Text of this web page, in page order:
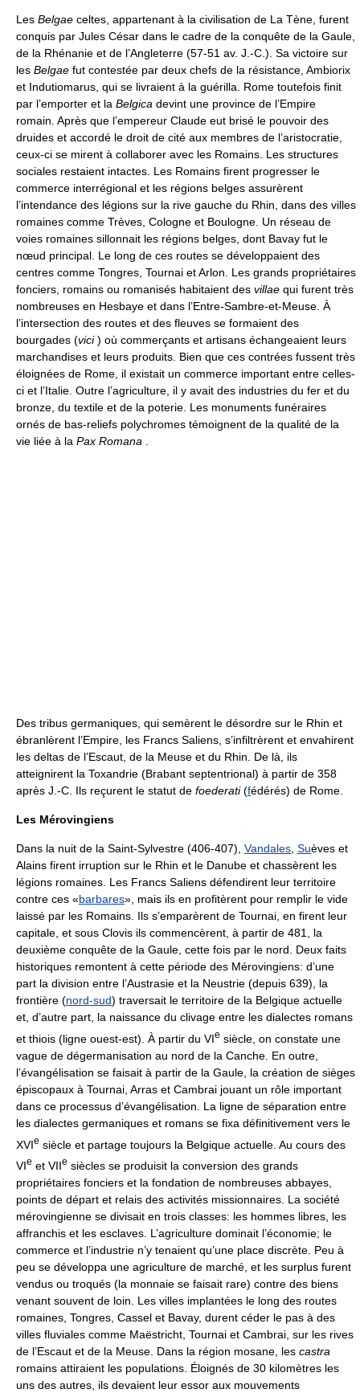
Les Belgae celtes, appartenant à la civilisation de La Tène, furent
conquis par Jules César dans le cadre de la conquête de la Gaule,
de la Rhénanie et de l’Angleterre (57-51 av. J.-C.). Sa victoire sur
les Belgae fut contestée par deux chefs de la résistance, Ambiorix
et Indutiomarus, qui se livraient à la guérilla. Rome toutefois finit
par l’emporter et la Belgica devint une province de l’Empire
romain. Après que l’empereur Claude eut brisé le pouvoir des
druides et accordé le droit de cité aux membres de l’aristocratie,
ceux-ci se mirent à collaborer avec les Romains. Les structures
sociales restaient intactes. Les Romains firent progresser le
commerce interrégional et les régions belges assurèrent
l’intendance des légions sur la rive gauche du Rhin, dans des villes
romaines comme Trèves, Cologne et Boulogne. Un réseau de
voies romaines sillonnait les régions belges, dont Bavay fut le
nœud principal. Le long de ces routes se développaient des
centres comme Tongres, Tournai et Arlon. Les grands propriétaires
fonciers, romains ou romanisés habitaient des villae qui furent très
nombreuses en Hesbaye et dans l’Entre-Sambre-et-Meuse. À
l’intersection des routes et des fleuves se formaient des
bourgades (vici) où commerçants et artisans échangeaient leurs
marchandises et leurs produits. Bien que ces contrées fussent très
éloignées de Rome, il existait un commerce important entre celles-
ci et l’Italie. Outre l’agriculture, il y avait des industries du fer et du
bronze, du textile et de la poterie. Les monuments funéraires
ornés de bas-reliefs polychromes témoignent de la qualité de la
vie liée à la Pax Romana
Des tribus germaniques, qui semèrent le désordre sur le Rhin et
ébranlèrent l’Empire, les Francs Saliens, s’infiltrèrent et envahirent
les deltas de l’Escaut, de la Meuse et du Rhin. De là, ils
atteignirent la Toxandrie (Brabant septentrional) à partir de 358
après J.-C. Ils reçurent le statut de foederati(fédérés) de Rome.
Les Mérovingiens
Dans la nuit de la Saint-Sylvestre (406-407), Vandales Suèves et
Alains firent irruption sur le Rhin et le Danube et chassèrent les
légions romaines. Les Francs Saliens défendirent leur territoire
contre ces «barbares», mais ils en profitèrent pour remplir le vide
laissé par les Romains. Ils s’emparèrent de Tournai, en firent leur
capitale, et sous Clovis ils commencèrent, à partir de 481, la
deuxième conquête de la Gaule, cette fois par le nord. Deux faits
historiques remontent à cette période des Mérovingiens: d’une
part la division entre l’Austrasie et la Neustrie (depuis 639), la
frontière (nord-sud) traversait le territoire de la Belgique actuelle
et, d’autre part, la naissance du clivage entre les dialectes romans
et thiois (ligne ouest-est). À partir du VIe siècle, on constate une
vague de dégermanisation au nord de la Canche. En outre,
l’évangélisation se faisait à partir de la Gaule, la création de sièges
épiscopaux à Tournai, Arras et Cambrai jouant un rôle important
dans ce processus d’évangélisation. La ligne de séparation entre
les dialectes germaniques et romans se fixa définitivement vers le
XVIe siècle et partage toujours la Belgique actuelle. Au cours des
VIe et VIIe siècles se produisit la conversion des grands
propriétaires fonciers et la fondation de nombreuses abbayes,
points de départ et relais des activités missionnaires. La société
mérovingienne se divisait en trois classes: les hommes libres, les
affranchis et les esclaves. L’agriculture dominait l’économie; le
commerce et l’industrie n’y tenaient qu’une place discrète. Peu à
peu se développa une agriculture de marché, et les surplus furent
vendus ou troqués (la monnaie se faisait rare) contre des biens
venant souvent de loin. Les villes implantées le long des routes
romaines, Tongres, Cassel et Bavay, durent céder le pas à des
villes fluviales comme Maëstricht, Tournai et Cambrai, sur les rives
de l’Escaut et de la Meuse. Dans la région mosane, les castra
romains attiraient les populations. Éloignés de 30 kilomètres les
uns des autres, ils devaient leur essor aux mouvements